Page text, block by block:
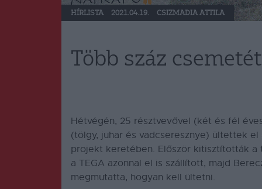
HÍRLISTA 2021.04.19. CSIZMADIA ATTILA
Több száz
Hétvégén, 25 résztvevővel (két és fél
(tölgy, juhar és vadcseresznye) ültettek
projekt keretében. Először kitisztították a
a TEGA azonnal el is szállított, majd
megmutatta, hogyan kell ültetni.